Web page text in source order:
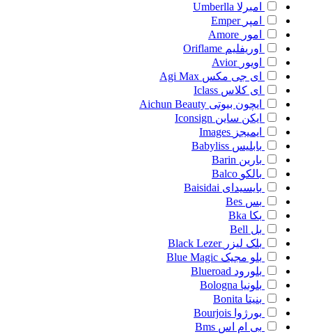
امبرلا Umberlla
امپر Emper
امور Amore
اوریفلیم Oriflame
اویور Avior
ای جی مکس Agi Max
ای کلاس Iclass
ایچون بیوتی Aichun Beauty
ایکن ساین Iconsign
ایمیجز Images
بابلیس Babyliss
بارین Barin
بالکو Balco
بایسیدای Baisidai
بس Bes
بکا Bka
بل Bell
بلک لیزر Black Lezer
بلو مجیک Blue Magic
بلورود Blueroad
بلونیا Bologna
بنیتا Bonita
بورژوا Bourjois
بی ام اس Bms